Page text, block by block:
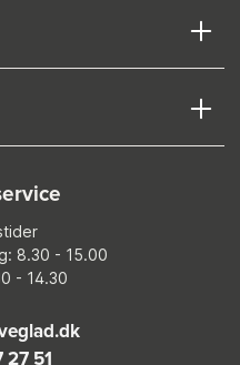
8.30 - 15.00
- 14.30
27 51